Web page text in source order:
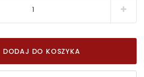
DODAJ DO KOSZYKA